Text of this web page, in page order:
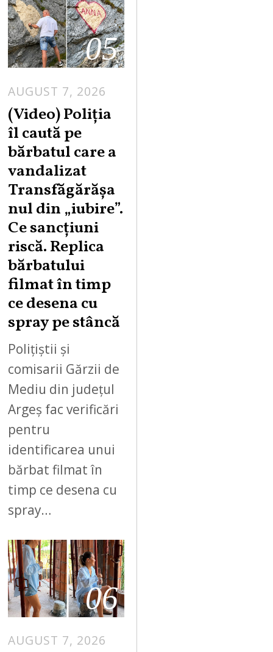
05
AUGUST 7, 2026
U
G
S
7
,
(Video) Poliția
îl caută pe
bărbatul care a
vandalizat
Transfăgărășa
nul din „iubire”.
Ce sancțiuni
riscă. Replica
bărbatului
filmat în timp
ce desena cu
spray pe stâncă
Polițiștii și
comisarii Gărzii de
Mediu din județul
Argeș fac verificări
pentru
identificarea unui
bărbat filmat în
timp ce desena cu
spray…
06
AUGUST 7, 2026